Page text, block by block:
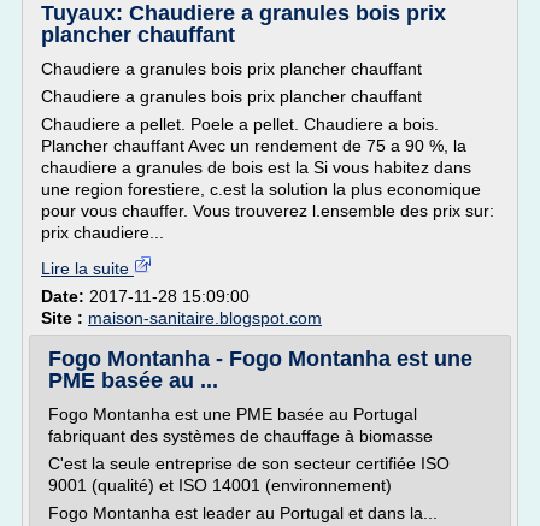
Tuyaux: Chaudiere a granules bois prix
plancher chauffant
Chaudiere a granules bois prix plancher chauffant
Chaudiere a granules bois prix plancher chauffant
Chaudiere a pellet. Poele a pellet. Chaudiere a bois.
Plancher chauffant Avec un rendement de 75 a 90 %, la
chaudiere a granules de bois est la Si vous habitez dans
une region forestiere, c.est la solution la plus economique
pour vous chauffer. Vous trouverez l.ensemble des prix sur:
prix chaudiere...
Lire la suite
Date: 2017-11-28 15:09:00
Site : maison-sanitaire.blogspot.com
Fogo Montanha - Fogo Montanha est une
PME basée au ...
Fogo Montanha est une PME basée au Portugal
fabriquant des systèmes de chauffage à biomasse
C'est la seule entreprise de son secteur certifiée ISO
9001 (qualité) et ISO 14001 (environnement)
Fogo Montanha est leader au Portugal et dans la...